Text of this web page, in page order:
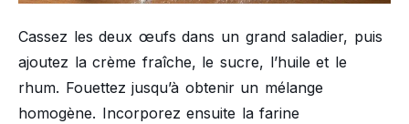
Cassez les deux œufs dans un grand saladier, puis
ajoutez la crème fraîche, le sucre, l’huile et le
rhum. Fouettez jusqu’à obtenir un mélange
homogène. Incorporez ensuite la farine